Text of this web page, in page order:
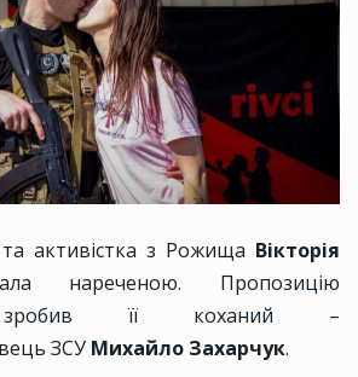
активістка з Рожища Вікторія
нареченою. Пропозицію
зробив її коханий –
ЗСУ Михайло Захарчук.